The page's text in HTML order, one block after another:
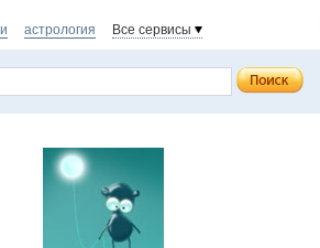
астрология Все сервисы